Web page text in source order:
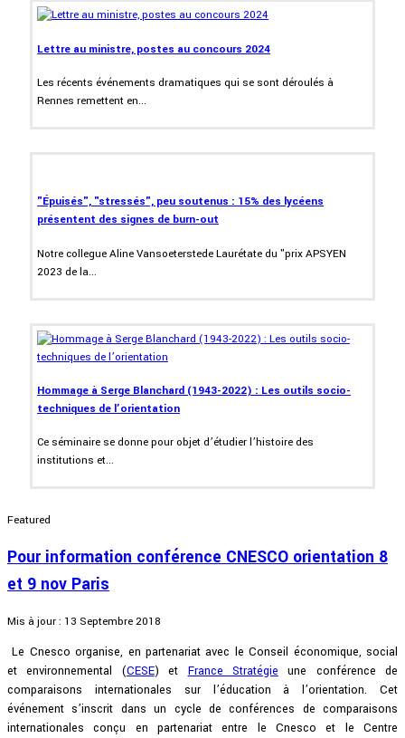
Lettre au ministre, postes au concours 2024
Les récents événements dramatiques qui se sont déroulés à
Rennes remettent en...
"Épuisés", "stressés", peu soutenus : 15% des lycéens
présentent des signes de burn-out
Notre collegue Aline Vansoeterstede Laurétate du "prix APSYEN
2023 de la...
Hommage à Serge Blanchard (1943-2022) : Les outils socio-
techniques de l’orientation
Ce séminaire se donne pour objet d’étudier l’histoire des
institutions et...
Featured
Pour information conférence CNESCO orientation 8
et 9 nov Paris
Mis à jour : 13 Septembre 2018
Le Cnesco organise, en partenariat avec le Conseil économique, social
et environnemental (CESE) et France Stratégie une conférence de
comparaisons internationales sur l’éducation à l’orientation. Cet
événement s’inscrit dans un cycle de conférences de comparaisons
internationales conçu en partenariat entre le Cnesco et le Centre